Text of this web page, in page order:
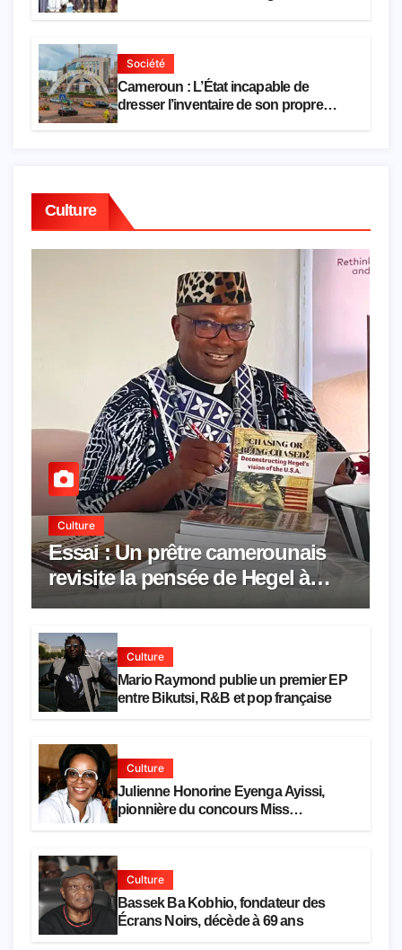
Société
Cameroun : L’État incapable de
dresser l’inventaire de son propre
Culture
Culture
Essai : Un prêtre camerounais
revisite la pensée de Hegel à
travers le rêve américain
Culture
Mario Raymond publie un premier EP
entre Bikutsi, R&B et pop française
Culture
Julienne Honorine Eyenga Ayissi,
pionnière du concours Miss
Culture
Bassek Ba Kobhio, fondateur des
Écrans Noirs, décède à 69 ans